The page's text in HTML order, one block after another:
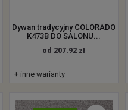
Dywan tradycyjny COLORADO
K473B DO SALONU...
od 207.92 zł
+ inne warianty